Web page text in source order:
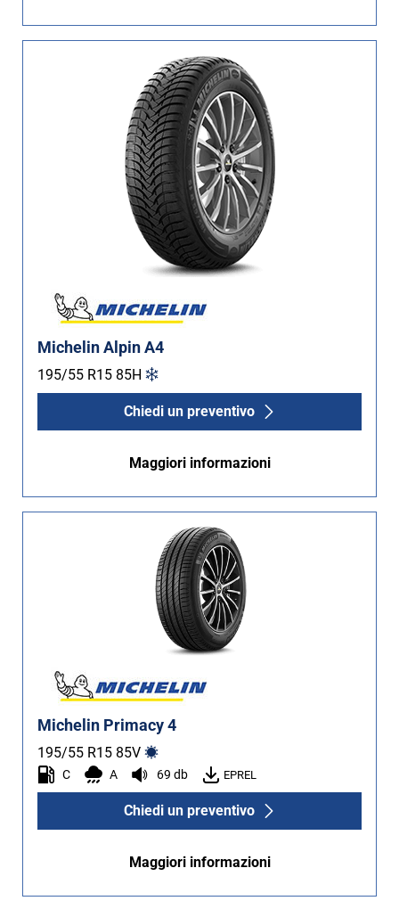
Non Run flat (136)
Michelin Alpin A4
195/55 R15 85H
Chiedi un preventivo
Maggiori informazioni
Michelin Primacy 4
195/55 R15 85V
C A 69 db EPREL
Chiedi un preventivo
Maggiori informazioni